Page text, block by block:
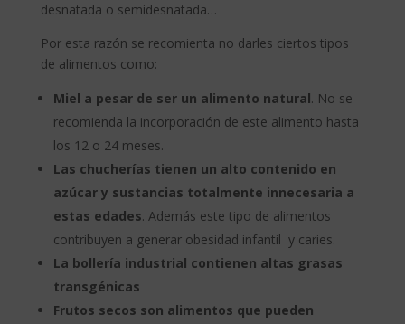
desnatada o semidesnatada…
Por esta razón se recomienta no darles ciertos tipos
de alimentos como:
Miel a pesar de ser un alimento natural. No se
recomienda la incorporación de este alimento hasta
los 12 o 24 meses.
Las chucherías tienen un alto contenido en
azúcar y sustancias totalmente innecesaria a
estas edades. Además este tipo de alimentos
contribuyen a generar obesidad infantil y caries.
La bollería industrial contienen altas grasas
transgénicas
Frutos secos son alimentos que pueden